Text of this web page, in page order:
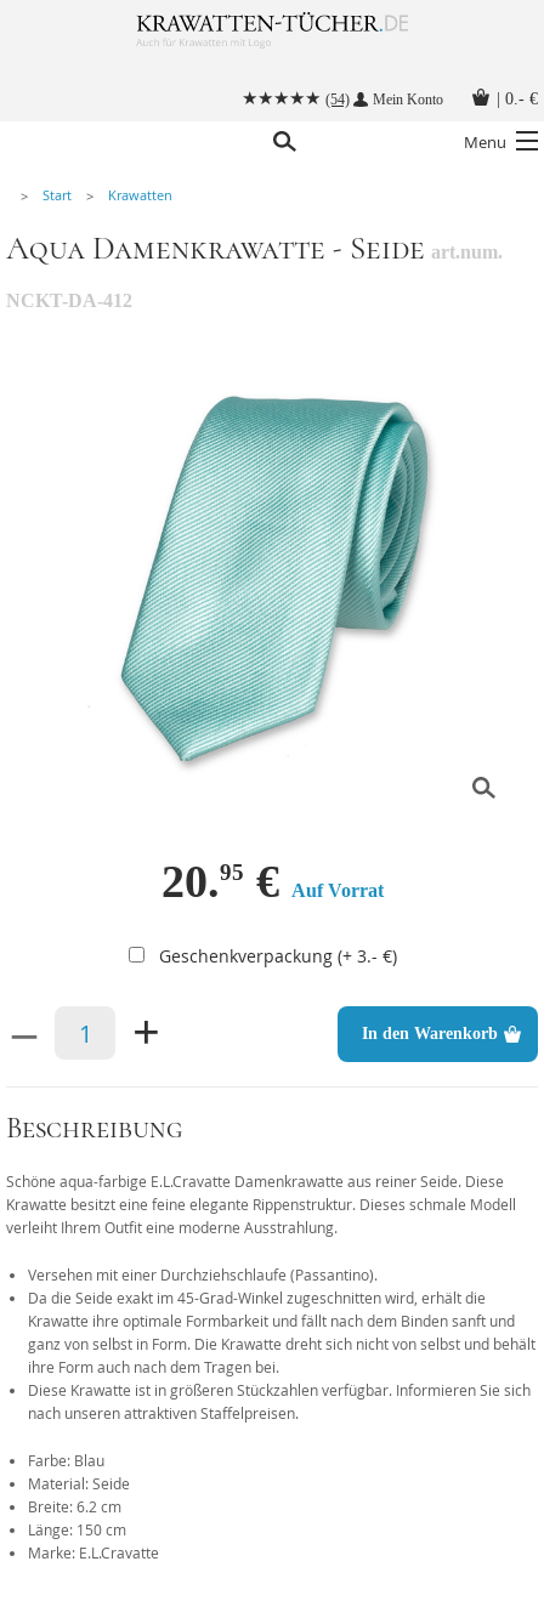
(54) Mein Konto 0.- €
Menu
Alle Accessoires
Stoffmasken
Start Krawatten
Aqua Damenkrawatte - Seide art.num.
NCKT-DA-412
20.95 € Auf Vorrat
Geschenkverpackung (+ 3.- €)
– + In den Warenkorb
Beschreibung
Schöne aqua-farbige E.L.Cravatte Damenkrawatte aus reiner Seide. Diese
Krawatte besitzt eine feine elegante Rippenstruktur. Dieses schmale Modell
verleiht Ihrem Outfit eine moderne Ausstrahlung.
Versehen mit einer Durchziehschlaufe (Passantino).
Da die Seide exakt im 45-Grad-Winkel zugeschnitten wird, erhält die
Krawatte ihre optimale Formbarkeit und fällt nach dem Binden sanft und
ganz von selbst in Form. Die Krawatte dreht sich nicht von selbst und behält
ihre Form auch nach dem Tragen bei.
Diese Krawatte ist in größeren Stückzahlen verfügbar. Informieren Sie sich
nach unseren attraktiven Staffelpreisen.
Farbe: Blau
Material: Seide
Breite: 6.2 cm
Länge: 150 cm
Marke: E.L.Cravatte